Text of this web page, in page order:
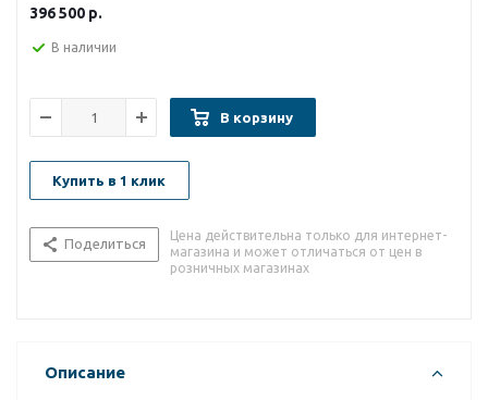
396 500 р.
В наличии
В корзину
Купить в 1 клик
Поделиться
Цена действительна только для интернет-
магазина и может отличаться от цен в
розничных магазинах
Описание